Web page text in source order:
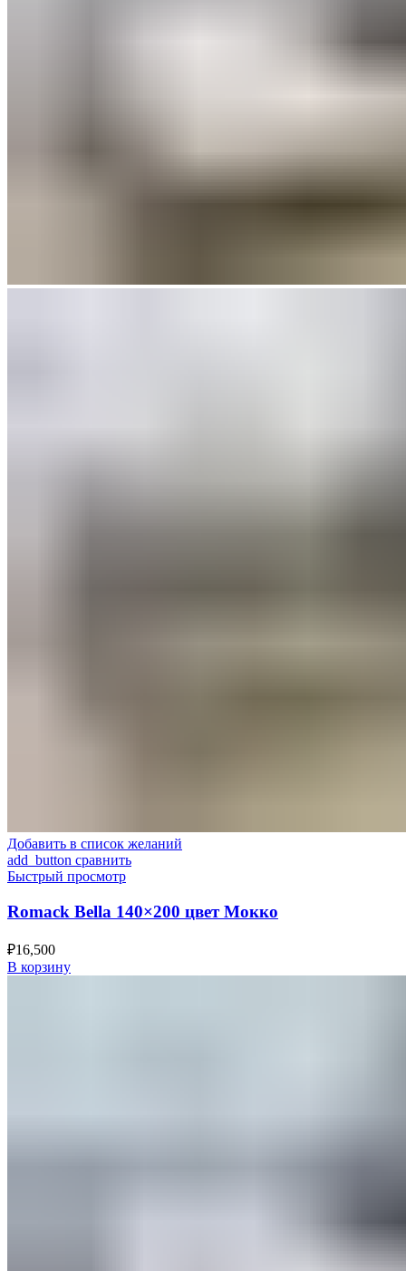
Добавить в список желаний
add_button сравнить
Быстрый просмотр
Romack Bella 140×200 цвет Мокко
₽16,500
В корзину